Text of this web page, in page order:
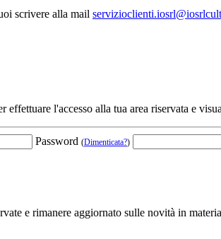
scrivere alla mail
effettuare l'accesso alla tua area riservata e
Password (Dimenticata?)
e rimanere aggiornato sulle novità in